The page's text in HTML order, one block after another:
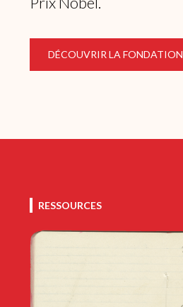
DÉCOUVRIR LA FONDATION
RESSOURCES
Image